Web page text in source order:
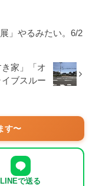
」やるみたい。6/2
家」「オ
ブスルー
す〜
LINEで送る